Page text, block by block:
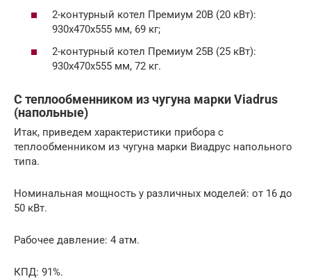
2-контурный котел Премиум 20В (20 кВт):
930х470х555 мм, 69 кг;
2-контурный котел Премиум 25В (25 кВт):
930х470х555 мм, 72 кг.
С теплообменником из чугуна марки Viadrus
(напольные)
Итак, приведем характеристики прибора с
теплообменником из чугуна марки Виадрус напольного
типа.
Номинальная мощность у различных моделей: от 16 до
50 кВт.
Рабочее давление: 4 атм.
КПД: 91%.